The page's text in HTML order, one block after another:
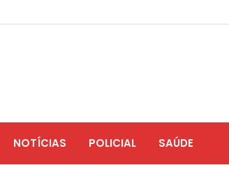
NOTÍCIAS POLICIAL SAÚDE